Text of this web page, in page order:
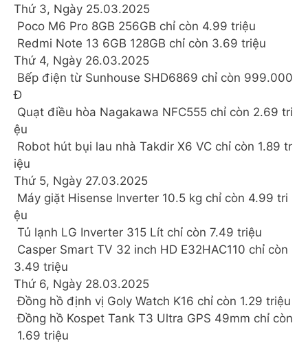
Thứ 3, Ngày 25.03.2025
Poco M6 Pro 8GB 256GB chỉ còn 4.99 triệu
Redmi Note 13 6GB 128GB chỉ còn 3.69 triệu
Thứ 4, Ngày 26.03.2025
Bếp điện từ Sunhouse SHD6869 chỉ còn 999.000
Đ
️ Quạt điều hòa Nagakawa NFC555 chỉ còn 2.69 tri
ệu
Robot hút bụi lau nhà Takdir X6 VC chỉ còn 1.89 tr
iệu
Thứ 5, Ngày 27.03.2025
Máy giặt Hisense Inverter 10.5 kg chỉ còn 4.99 tri
ệu
Tủ lạnh LG Inverter 315 Lít chỉ còn 7.49 triệu
Casper Smart TV 32 inch HD E32HAC110 chỉ còn
3.49 triệu
Thứ 6, Ngày 28.03.2025
️ Đồng hồ định vị Goly Watch K16 chỉ còn 1.29 triệu
️ Đồng hồ Kospet Tank T3 Ultra GPS 49mm chỉ còn
1.69 triệu